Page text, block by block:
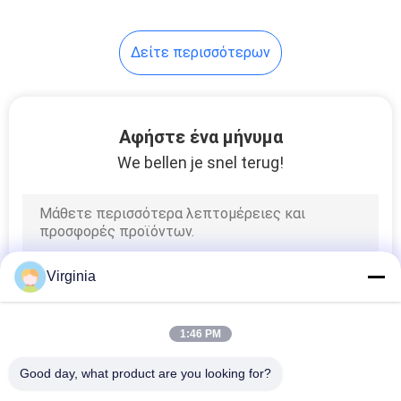
κύτταρο φορτίων
πλατφορμών
Αισθητήρας
κλίμακας βάρους
για βαθύ πηγάδι
Δείτε περισσότερων
Αφήστε ένα μήνυμα
We bellen je snel terug!
Virginia
1:46 PM
Good day, what product are you looking for?